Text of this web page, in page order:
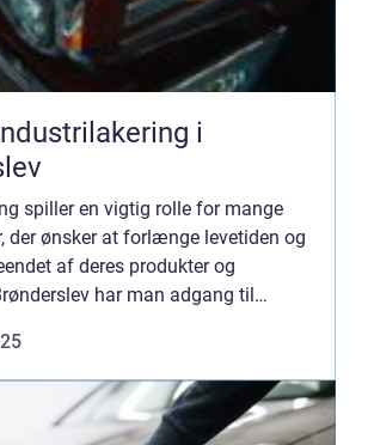
i
spiller en vigtig rolle for mange
der ønsker at forlænge levetiden og
af deres produkter og
har man adgang til